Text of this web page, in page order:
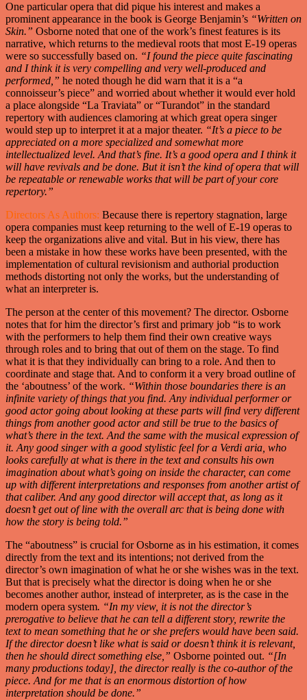
One particular opera that did pique his interest and makes a
prominent appearance in the book is George Benjamin’s “Written on
Skin.” Osborne noted that one of the work’s finest features is its
narrative, which returns to the medieval roots that most E-19 operas
were so successfully based on. “I found the piece quite fascinating
and I think it is very compelling and very well-produced and
performed,” he noted though he did warn that it is a “a
connoisseur’s piece” and worried about whether it would ever hold
a place alongside “La Traviata” or “Turandot” in the standard
repertory with audiences clamoring at which great opera singer
would step up to interpret it at a major theater. “It’s a piece to be
appreciated on a more specialized and somewhat more
intellectualized level. And that’s fine. It’s a good opera and I think it
will have revivals and be done. But it isn’t the kind of opera that will
be repeatable or renewable works that will be part of your core
repertory.”
Directors As Authors: Because there is repertory stagnation, large
opera companies must keep returning to the well of E-19 operas to
keep the organizations alive and vital. But in his view, there has
been a mistake in how these works have been presented, with the
implementation of cultural revisionism and authorial production
methods distorting not only the works, but the understanding of
what an interpreter is.
The person at the center of this movement? The director. Osborne
notes that for him the director’s first and primary job “is to work
with the performers to help them find their own creative ways
through roles and to bring that out of them on the stage. To find
what it is that they individually can bring to a role. And then to
coordinate and stage that. And to conform it a very broad outline of
the ‘aboutness’ of the work. “Within those boundaries there is an
infinite variety of things that you find. Any individual performer or
good actor going about looking at these parts will find very different
things from another good actor and still be true to the basics of
what’s there in the text. And the same with the musical expression of
it. Any good singer with a good stylistic feel for a Verdi aria, who
looks carefully at what is there in the text and consults his own
imagination about what’s going on inside the character, can come
up with different interpretations and responses from another artist of
that caliber. And any good director will accept that, as long as it
doesn’t get out of line with the overall arc that is being done with
how the story is being told.”
The “aboutness” is crucial for Osborne as in his estimation, it comes
directly from the text and its intentions; not derived from the
director’s own imagination of what he or she wishes was in the text.
But that is precisely what the director is doing when he or she
becomes another author, instead of interpreter, as is the case in the
modern opera system. “In my view, it is not the director’s
prerogative to believe that he can tell a different story, rewrite the
text to mean something that he or she prefers would have been said.
If the director doesn’t like what is said or doesn’t think it is relevant,
then he should direct something else,” Osborne pointed out. “[In
many productions today], the director really is the co-author of the
piece. And for me that is an enormous distortion of how
interpretation should be done.”